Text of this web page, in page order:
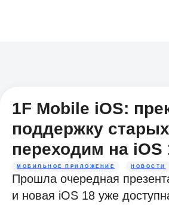
1F Mobile iOS:
поддержку
переходим на iOS
МОБИЛЬНОЕ ПРИЛОЖЕНИЕ НОВОСТИ
Прошла очередная
и новая iOS 18 уже